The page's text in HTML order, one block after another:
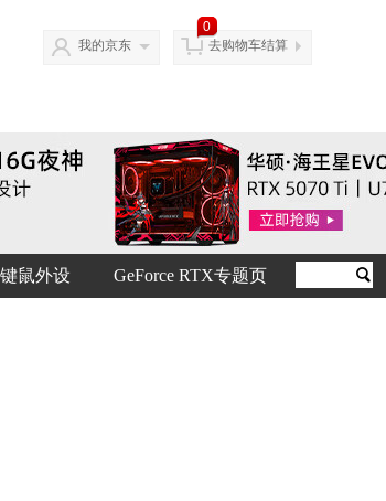
我的京东
0
去购物车结算
GeForce RTX专题页
键鼠外设